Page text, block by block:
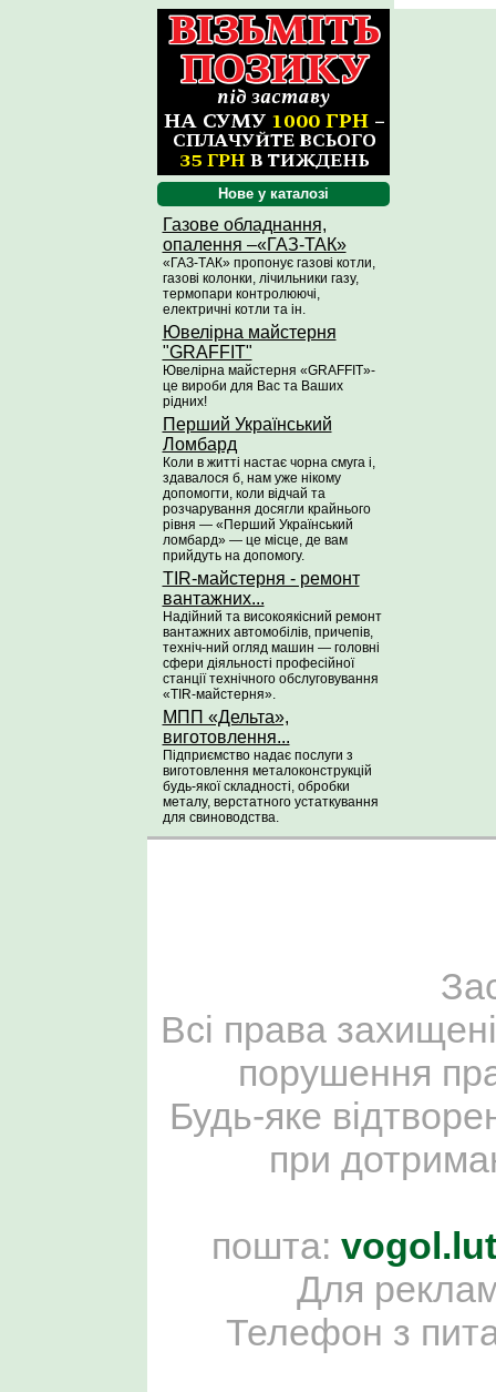
Нове у каталозі
Газове обладнання,
опалення –«ГАЗ-ТАК»
«ГАЗ-ТАК» пропонує газові котли,
газові колонки, лічильники газу,
термопари контролюючі,
електричні котли та ін.
Ювелірна майстерня
"GRAFFIT"
Ювелірна майстерня «GRAFFIT»-
це вироби для Вас та Ваших
рідних!
Перший Український
Ломбард
Коли в житті настає чорна смуга і,
здавалося б, нам уже нікому
допомогти, коли відчай та
розчарування досягли крайнього
рівня — «Перший Український
ломбард» — це місце, де вам
прийдуть на допомогу.
TIR-майстерня - ремонт
вантажних...
Надійний та високоякісний ремонт
вантажних автомобілів, причепів,
техніч-ний огляд машин — головні
сфери діяльності професійної
станції технічного обслуговування
«TIR-майстерня».
МПП «Дельта»,
виготовлення...
Підприємство надає послуги з
виготовлення металоконструкцій
будь-якої складності, обробки
металу, верстатного устаткування
для свиноводства.
Всі права
порушення
Будь-яке
при
пошта:
Для
Телефон з